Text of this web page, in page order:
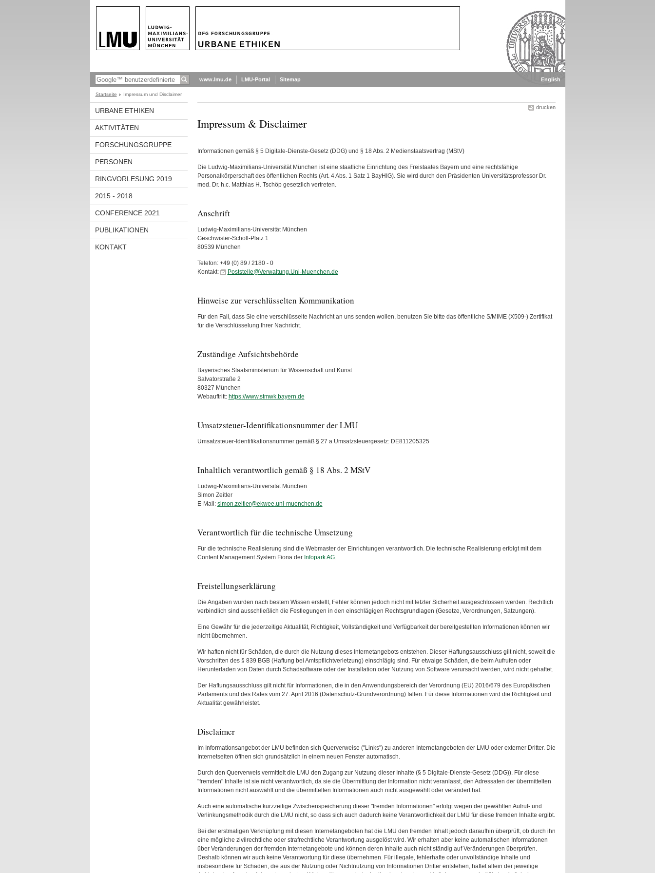
www.lmu.de LMU-Portal Sitemap English
Startseite Impressum und Disclaimer
URBANE ETHIKEN
AKTIVITÄTEN
FORSCHUNGSGRUPPE
PERSONEN
RINGVORLESUNG 2019
2015 - 2018
CONFERENCE 2021
PUBLIKATIONEN
KONTAKT
drucken
Impressum & Disclaimer
Informationen gemäß § 5 Digitale-Dienste-Gesetz (DDG) und § 18 Abs. 2 Medienstaatsvertrag (MStV)
Die Ludwig-Maximilians-Universität München ist eine staatliche Einrichtung des Freistaates Bayern und eine rechtsfähige
Personalkörperschaft des öffentlichen Rechts (Art. 4 Abs. 1 Satz 1 BayHIG). Sie wird durch den Präsidenten Universitätsprofessor Dr.
med. Dr. h.c. Matthias H. Tschöp gesetzlich vertreten.
Anschrift
Ludwig-Maximilians-Universität München
Geschwister-Scholl-Platz 1
80539 München
Telefon: +49 (0) 89 / 2180 - 0
Kontakt:
Poststelle@Verwaltung.Uni-Muenchen.de
Hinweise zur verschlüsselten Kommunikation
Für den Fall, dass Sie eine verschlüsselte Nachricht an uns senden wollen, benutzen Sie bitte das öffentliche S/MIME (X509-) Zertifikat
für die Verschlüsselung Ihrer Nachricht.
Zuständige Aufsichtsbehörde
Bayerisches Staatsministerium für Wissenschaft und Kunst
Salvatorstraße 2
80327 München
Webauftritt: https://www.stmwk.bayern.de
Umsatzsteuer-Identifikationsnummer der LMU
Umsatzsteuer-Identifikationsnummer gemäß § 27 a Umsatzsteuergesetz: DE811205325
Inhaltlich verantwortlich gemäß § 18 Abs. 2 MStV
Ludwig-Maximilians-Universität München
Simon Zeitler
E-Mail: simon.zeitler@ekwee.uni-muenchen.de
Verantwortlich für die technische Umsetzung
Für die technische Realisierung sind die Webmaster der Einrichtungen verantwortlich. Die technische Realisierung erfolgt mit dem
Content Management System Fiona der Infopark AG.
Freistellungserklärung
Die Angaben wurden nach bestem Wissen erstellt, Fehler können jedoch nicht mit letzter Sicherheit ausgeschlossen werden. Rechtlich
verbindlich sind ausschließlich die Festlegungen in den einschlägigen Rechtsgrundlagen (Gesetze, Verordnungen, Satzungen).
Eine Gewähr für die jederzeitige Aktualität, Richtigkeit, Vollständigkeit und Verfügbarkeit der bereitgestellten Informationen können wir
nicht übernehmen.
Wir haften nicht für Schäden, die durch die Nutzung dieses Internetangebots entstehen. Dieser Haftungsausschluss gilt nicht, soweit die
Vorschriften des § 839 BGB (Haftung bei Amtspflichtverletzung) einschlägig sind. Für etwaige Schäden, die beim Aufrufen oder
Herunterladen von Daten durch Schadsoftware oder der Installation oder Nutzung von Software verursacht werden, wird nicht gehaftet.
Der Haftungsausschluss gilt nicht für Informationen, die in den Anwendungsbereich der Verordnung (EU) 2016/679 des Europäischen
Parlaments und des Rates vom 27. April 2016 (Datenschutz-Grundverordnung) fallen. Für diese Informationen wird die Richtigkeit und
Aktualität gewährleistet.
Disclaimer
Im Informationsangebot der LMU befinden sich Querverweise ("Links") zu anderen Internetangeboten der LMU oder externer Dritter. Die
Internetseiten öffnen sich grundsätzlich in einem neuen Fenster automatisch.
Durch den Querverweis vermittelt die LMU den Zugang zur Nutzung dieser Inhalte (§ 5 Digitale-Dienste-Gesetz (DDG)). Für diese
"fremden" Inhalte ist sie nicht verantwortlich, da sie die Übermittlung der Information nicht veranlasst, den Adressaten der übermittelten
Informationen nicht auswählt und die übermittelten Informationen auch nicht ausgewählt oder verändert hat.
Auch eine automatische kurzzeitige Zwischenspeicherung dieser "fremden Informationen" erfolgt wegen der gewählten Aufruf- und
Verlinkungsmethodik durch die LMU nicht, so dass sich auch dadurch keine Verantwortlichkeit der LMU für diese fremden Inhalte ergibt.
Bei der erstmaligen Verknüpfung mit diesen Internetangeboten hat die LMU den fremden Inhalt jedoch daraufhin überprüft, ob durch ihn
eine mögliche zivilrechtliche oder strafrechtliche Verantwortung ausgelöst wird. Wir erhalten aber keine automatischen Informationen
über Veränderungen der fremden Internetangebote und können deren Inhalte auch nicht ständig auf Veränderungen überprüfen.
Deshalb können wir auch keine Verantwortung für diese übernehmen. Für illegale, fehlerhafte oder unvollständige Inhalte und
insbesondere für Schäden, die aus der Nutzung oder Nichtnutzung von Informationen Dritter entstehen, haftet allein der jeweilige